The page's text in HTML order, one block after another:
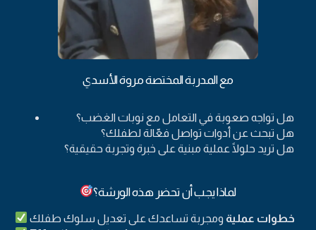
مع المدربة المختصة مروة الأسدي
هل تواجه صعوبة في التعامل مع نوبات الغضب؟
هل تبحث عن أدوات تواصل فعّالة لطفلك؟
هل تريد حلولًا عملية مبنية على خبرة وتجربة حقيقية؟
لماذا يجب أن تحضر هذه الورشة؟
خطوات عملية ومجربة تساعدك على تعديل سلوك طفلك